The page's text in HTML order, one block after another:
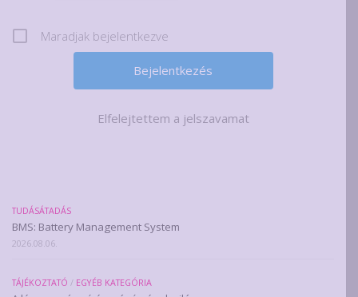
Maradjak bejelentkezve
Elfelejtettem a jelszavamat
TUDÁSÁTADÁS
BMS: Battery Management System
2026.08.06.
TÁJÉKOZTATÓ / EGYÉB KATEGÓRIA